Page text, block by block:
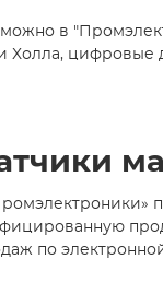
Ltd.(2)
(34)
(11)
(1)
в
Холла, цифровые
по